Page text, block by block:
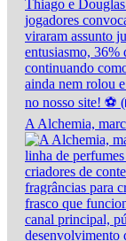
A Alchemia,